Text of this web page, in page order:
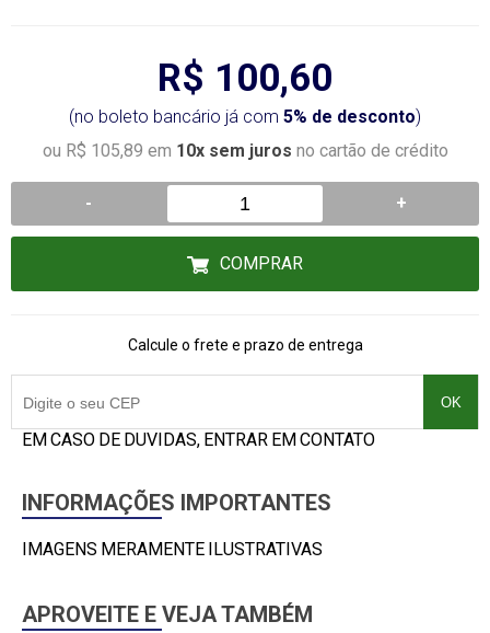
R$ 100,60
(no boleto bancário já com 5% de desconto)
ou R$ 105,89 em 10x sem juros no cartão de crédito
- +
COMPRAR
Calcule o frete e prazo de entrega
OK
EM CASO DE DUVIDAS, ENTRAR EM CONTATO
INFORMAÇÕES IMPORTANTES
IMAGENS MERAMENTE ILUSTRATIVAS
APROVEITE E VEJA TAMBÉM